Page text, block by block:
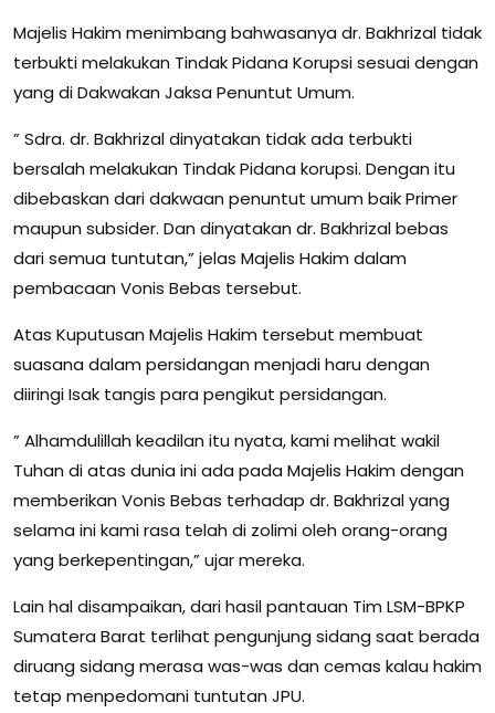
Majelis Hakim menimbang bahwasanya dr. Bakhrizal tidak
terbukti melakukan Tindak Pidana Korupsi sesuai dengan
yang di Dakwakan Jaksa Penuntut Umum.
” Sdra. dr. Bakhrizal dinyatakan tidak ada terbukti
bersalah melakukan Tindak Pidana korupsi. Dengan itu
dibebaskan dari dakwaan penuntut umum baik Primer
maupun subsider. Dan dinyatakan dr. Bakhrizal bebas
dari semua tuntutan,” jelas Majelis Hakim dalam
pembacaan Vonis Bebas tersebut.
Atas Kuputusan Majelis Hakim tersebut membuat
suasana dalam persidangan menjadi haru dengan
diiringi Isak tangis para pengikut persidangan.
” Alhamdulillah keadilan itu nyata, kami melihat wakil
Tuhan di atas dunia ini ada pada Majelis Hakim dengan
memberikan Vonis Bebas terhadap dr. Bakhrizal yang
selama ini kami rasa telah di zolimi oleh orang-orang
yang berkepentingan,” ujar mereka.
Lain hal disampaikan, dari hasil pantauan Tim LSM-BPKP
Sumatera Barat terlihat pengunjung sidang saat berada
diruang sidang merasa was-was dan cemas kalau hakim
tetap menpedomani tuntutan JPU.